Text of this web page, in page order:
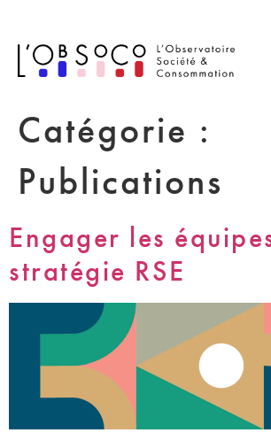
Catégorie :
Publications
Engager les
stratégie RSE